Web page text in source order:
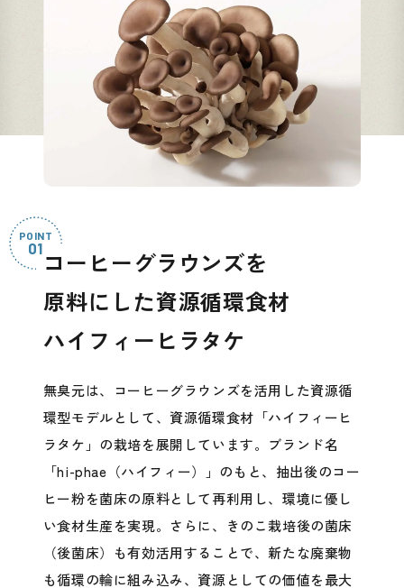
コーヒーグラウンズを
原料にした資源循環食材
ハイフィーヒラタケ
無臭元は、コーヒーグラウンズを活用した資源循
環型モデルとして、資源循環食材「ハイフィーヒ
ラタケ」の栽培を展開しています。ブランド名
「hi-phae（ハイフィー）」のもと、抽出後のコー
ヒー粉を菌床の原料として再利用し、環境に優し
い食材生産を実現。さらに、きのこ栽培後の菌床
（後菌床）も有効活用することで、新たな廃棄物
も循環の輪に組み込み、資源としての価値を最大